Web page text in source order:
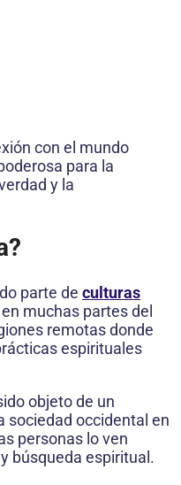
con el mundo
para la
y la
parte de culturas
muchas partes del
remotas donde
espirituales
objeto de un
sociedad occidental en
personas lo ven
búsqueda espiritual.